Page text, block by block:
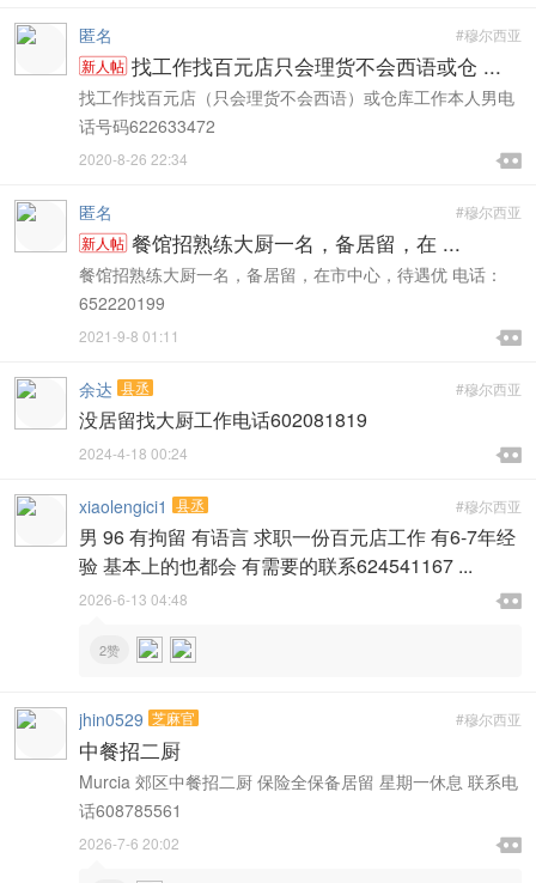
#穆尔西亚
匿名
新人帖 找工作找百元店只会理货不会西语或仓 ...
找工作找百元店（只会理货不会西语）或仓库工作本人男电
话号码622633472

2020-8-26 22:34 
#穆尔西亚
匿名
新人帖 餐馆招熟练大厨一名，备居留，在 ...
餐馆招熟练大厨一名，备居留，在市中心，待遇优 电话：
652220199

2021-9-8 01:11 
#穆尔西亚
余达 县丞
没居留找大厨工作电话602081819

2024-4-18 00:24 
#穆尔西亚
xiaolengici1 县丞
男 96 有拘留 有语言 求职一份百元店工作 有6-7年经
验 基本上的也都会 有需要的联系624541167 ...

2026-6-13 04:48 
2赞
#穆尔西亚
jhin0529 芝麻官
中餐招二厨
Murcia 郊区中餐招二厨 保险全保备居留 星期一休息 联系电
话608785561

2026-7-6 20:02 